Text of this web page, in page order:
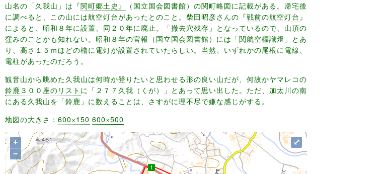
山名の「久我山」は『関町郷土史』
（国立国会図書館）の関町略図に記載がある。帰宅後
に調べると、この山には航空灯台があったとのこと。柴田昭彦さんの『戦前の航空灯台』
によると、昭和８年に設置、同２０年に廃止。「撤去穴残存」となっているので、山頂の
窪みのことかも知れない。 昭和８年の官報（国立国会図書館） には「関航空標識燈」とあ
り、高さ１５ｍほどの櫓に電灯が設置されていたらしい。当然、いずれかの尾根に電線、
電柱があったのだろう。
観音山から眺めた久我山は何時か登りたいと思わせる形の良い山だが、何故かヤマレコの
鈴鹿３００座のリスト に「２７７久我（くが）」とあって思い出した。ただ、加太川の南
にある久我山を「鈴鹿」に数えることは、さすがに理不尽で嫌な感じがする。
地図の大きさ： 600×150 600×500
+
−
⤢